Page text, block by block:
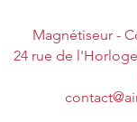
Magnétiseur -
24 rue de